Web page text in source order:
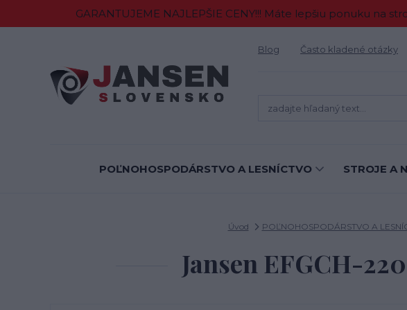
GARANTUJEME NAJLEPŠIE CENY!!! Máte lepšiu ponuku na
Blog Často kladené otázky
POĽNOHOSPODÁRSTVO A LESNÍCTVO STROJE A
Úvod POĽNOHOSPODÁRSTVO A
Jansen EFGCH-